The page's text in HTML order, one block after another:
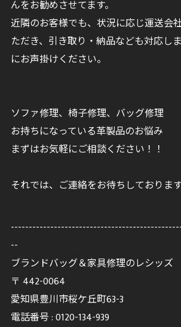
んをお勧めさせてます。
近隣のお客様でも、状況に応じ運送会
ただき、引き取り・納品なども対応し
にお声掛けください。
ソファ修理、椅子修理、バッグ修理
お持ちになっている革製品のお悩み
まずはお気軽にご相談ください！！
それでは、ご連絡をお待ちしております
--
ブランドバッグ＆家具修理のレシッズ
〒 442-0064
愛知県豊川市桜ケ丘町63-3
電話番号 :0120-134-939